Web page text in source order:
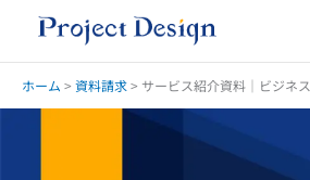
を
キ
ホーム >資料請求> サービス紹介資料｜ビジネ